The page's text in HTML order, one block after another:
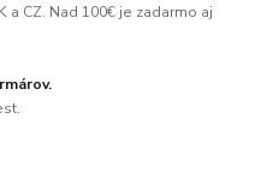
a CZ. Nad 100€ je zadarmo aj